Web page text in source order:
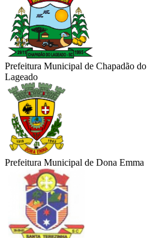
Prefeitura Municipal de Chapadão do
Lageado
Prefeitura Municipal de Dona Emma